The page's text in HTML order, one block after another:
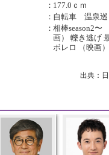
： 177.0ｃｍ
： 自転車 温泉
：相棒season2〜
画） 轢き逃げ
ボレロ （映画）
出典：